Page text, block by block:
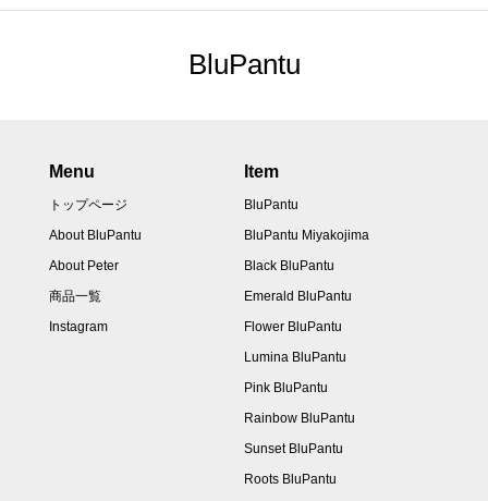
BluPantu
Menu
トップページ
About BluPantu
About Peter
商品一覧
Instagram
Item
BluPantu
BluPantu Miyakojima
Black BluPantu
Emerald BluPantu
Flower BluPantu
Lumina BluPantu
Pink BluPantu
Rainbow BluPantu
Sunset BluPantu
Roots BluPantu